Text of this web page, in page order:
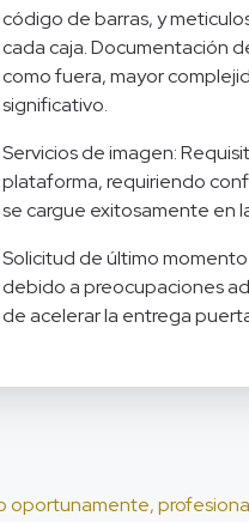
código de barras, y
cada caja. Documentación
como fuera, mayor
significativo.
Servicios de imagen:
plataforma, requiriendo
se cargue exitosamente en
Solicitud de último
debido a preocupaciones
de acelerar la entrega